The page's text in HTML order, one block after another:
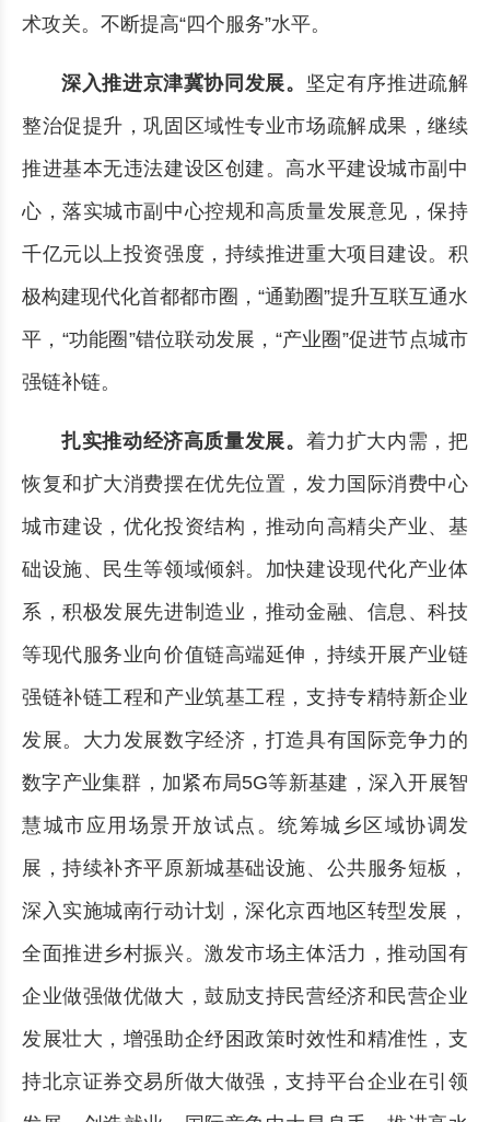
术攻关。不断提高“四个服务”水平。
深入推进京津冀协同发展。 坚定有序推进疏解
整治促提升，巩固区域性专业市场疏解成果，继续
推进基本无违法建设区创建。高水平建设城市副中
心，落实城市副中心控规和高质量发展意见，保持
千亿元以上投资强度，持续推进重大项目建设。积
极构建现代化首都都市圈，“通勤圈”提升互联互通水
平，“功能圈”错位联动发展，“产业圈”促进节点城市
强链补链。
扎实推动经济高质量发展。 着力扩大内需，把
恢复和扩大消费摆在优先位置，发力国际消费中心
城市建设，优化投资结构，推动向高精尖产业、基
础设施、民生等领域倾斜。加快建设现代化产业体
系，积极发展先进制造业，推动金融、信息、科技
等现代服务业向价值链高端延伸，持续开展产业链
强链补链工程和产业筑基工程，支持专精特新企业
发展。大力发展数字经济，打造具有国际竞争力的
数字产业集群，加紧布局5G等新基建，深入开展智
慧城市应用场景开放试点。统筹城乡区域协调发
展，持续补齐平原新城基础设施、公共服务短板，
深入实施城南行动计划，深化京西地区转型发展，
全面推进乡村振兴。激发市场主体活力，推动国有
企业做强做优做大，鼓励支持民营经济和民营企业
发展壮大，增强助企纾困政策时效性和精准性，支
持北京证券交易所做大做强，支持平台企业在引领